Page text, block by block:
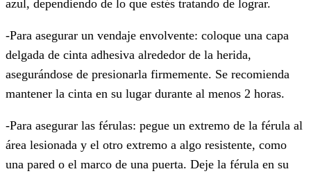
azul, dependiendo de lo que estés tratando de lograr.
-Para asegurar un vendaje envolvente: coloque una capa
delgada de cinta adhesiva alrededor de la herida,
asegurándose de presionarla firmemente. Se recomienda
mantener la cinta en su lugar durante al menos 2 horas.
-Para asegurar las férulas: pegue un extremo de la férula al
área lesionada y el otro extremo a algo resistente, como
una pared o el marco de una puerta. Deje la férula en su